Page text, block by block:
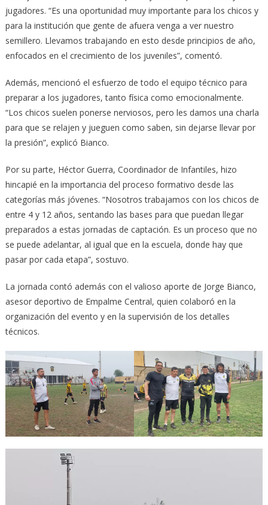
jugadores. “Es una oportunidad muy importante para los chicos y
para la institución que gente de afuera venga a ver nuestro
semillero. Llevamos trabajando en esto desde principios de año,
enfocados en el crecimiento de los juveniles”, comentó.
Además, mencionó el esfuerzo de todo el equipo técnico para
preparar a los jugadores, tanto física como emocionalmente.
“Los chicos suelen ponerse nerviosos, pero les damos una charla
para que se relajen y jueguen como saben, sin dejarse llevar por
la presión”, explicó Bianco.
Por su parte, Héctor Guerra, Coordinador de Infantiles, hizo
hincapié en la importancia del proceso formativo desde las
categorías más jóvenes. “Nosotros trabajamos con los chicos de
entre 4 y 12 años, sentando las bases para que puedan llegar
preparados a estas jornadas de captación. Es un proceso que no
se puede adelantar, al igual que en la escuela, donde hay que
pasar por cada etapa”, sostuvo.
La jornada contó además con el valioso aporte de Jorge Bianco,
asesor deportivo de Empalme Central, quien colaboró en la
organización del evento y en la supervisión de los detalles
técnicos.